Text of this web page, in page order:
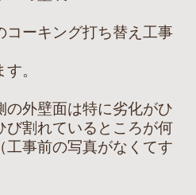
コーキング打ち替え工事
。
の外壁面は特に劣化がひ
び割れているところが何
工事前の写真がなくてす